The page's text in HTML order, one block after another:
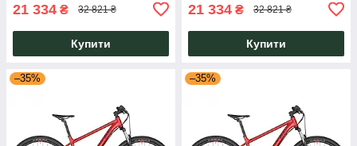
21 334 ₴ 32 821 ₴
Купити
21 334 ₴ 32 821 ₴
Купити
–35% –35%